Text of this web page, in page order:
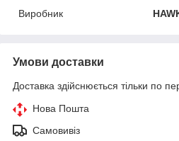
Виробник
Умови доставки
Доставка здійснюється тільки по
Нова Пошта
Самовивіз